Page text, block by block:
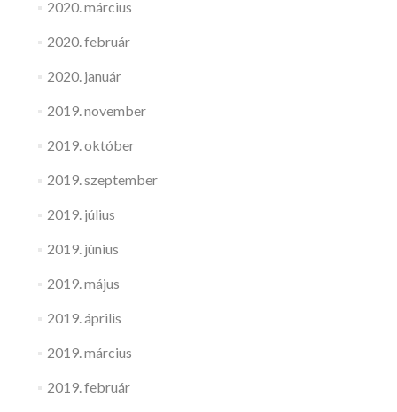
2020. március
2020. február
2020. január
2019. november
2019. október
2019. szeptember
2019. július
2019. június
2019. május
2019. április
2019. március
2019. február